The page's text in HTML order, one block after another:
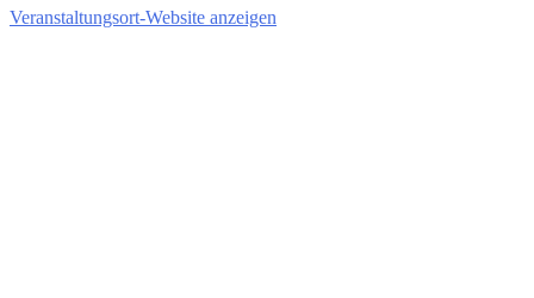
Veranstaltungsort-Website anzeigen